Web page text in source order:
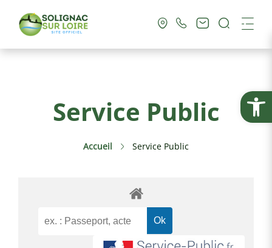
Ouvrir
Vie Pratique
Culture & Loisirs
Service Public
Service Public
Accueil Service Public